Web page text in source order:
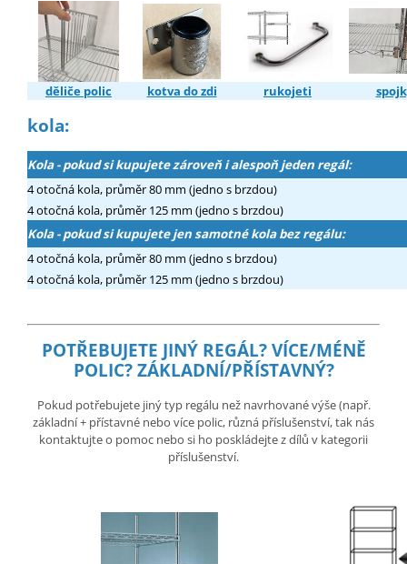
děliče polic kotva do zdi rukojeti
kola:
Kola - pokud si kupujete zároveň i alespoň jeden regál:
4 otočná kola, průměr 80 mm (jedno s brzdou)
4 otočná kola, průměr 125 mm (jedno s brzdou)
Kola - pokud si kupujete jen samotné kola bez regálu:
4 otočná kola, průměr 80 mm (jedno s brzdou)
4 otočná kola, průměr 125 mm (jedno s brzdou)
POTŘEBUJETE JINÝ REGÁL? VÍCE/MÉNĚ
POLIC? ZÁKLADNÍ/PŘÍSTAVNÝ?
Pokud potřebujete jiný typ regálu než navrhované výše (např.
základní + přístavné nebo více polic, různá příslušenství, tak nás
kontaktujte o pomoc nebo si ho poskládejte z dílů v kategorii
příslušenství.